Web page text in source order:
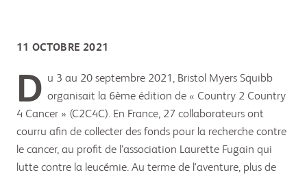
11 OCTOBRE 2021
Du 3 au 20 septembre 2021, Bristol Myers Squibb organisait la 6ème édition de « Country 2 Country
4 Cancer » (C2C4C). En France, 27 collaborateurs ont
courru afin de collecter des fonds pour la recherche contre
le cancer, au profit de l’association Laurette Fugain qui
lutte contre la leucémie. Au terme de l'aventure, plus de